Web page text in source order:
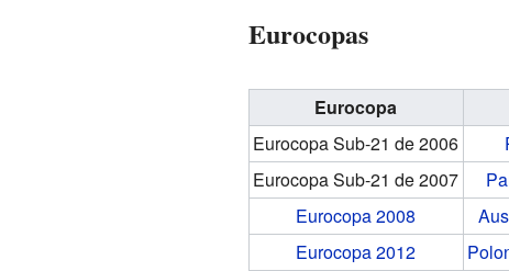
Eurocopas
Eurocopa
Eurocopa Sub-21 de 2006
Eurocopa Sub-21 de 2007
Eurocopa 2008
Eurocopa 2012